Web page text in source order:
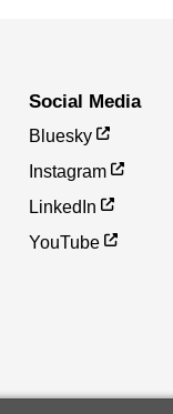
Social Media
Bluesky
Instagram
LinkedIn
YouTube